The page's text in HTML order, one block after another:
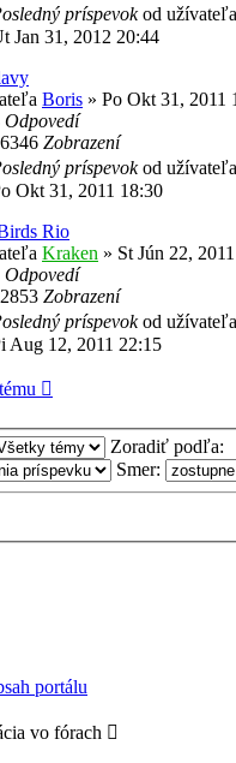
príspevokod užívateľa
Jan 31, 2012 20:44
Boris » Po Okt 31, 2011
Odpovedí
Zobrazení
príspevokod užívateľa
Okt 31, 2011 18:30
Rio
Kraken » St Jún 22,
Odpovedí
Zobrazení
príspevokod užívateľa
Aug 12, 2011 22:15
Zoradiť podľa:
Smer:
portálu
vo fórach